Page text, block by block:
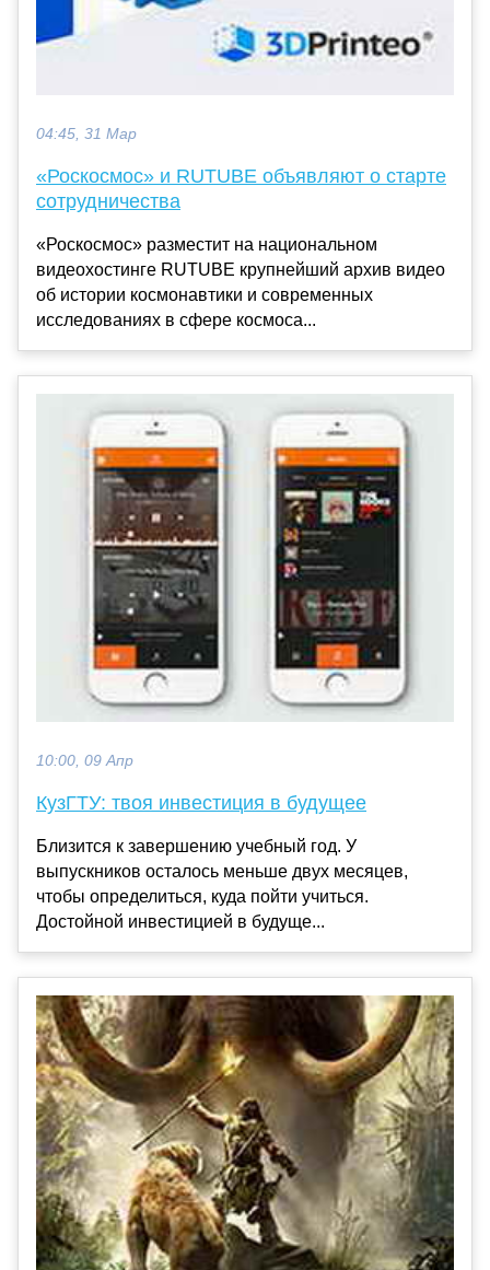
04:45, 31 Мар
«Роскосмос» и RUTUBE объявляют о старте
сотрудничества
«Роскосмос» разместит на национальном
видеохостинге RUTUBE крупнейший архив видео
об истории космонавтики и современных
исследованиях в сфере космоса...
10:00, 09 Апр
КузГТУ: твоя инвестиция в будущее
Близится к завершению учебный год. У
выпускников осталось меньше двух месяцев,
чтобы определиться, куда пойти учиться.
Достойной инвестицией в будуще...